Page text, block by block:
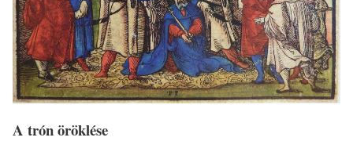
A trón öröklése